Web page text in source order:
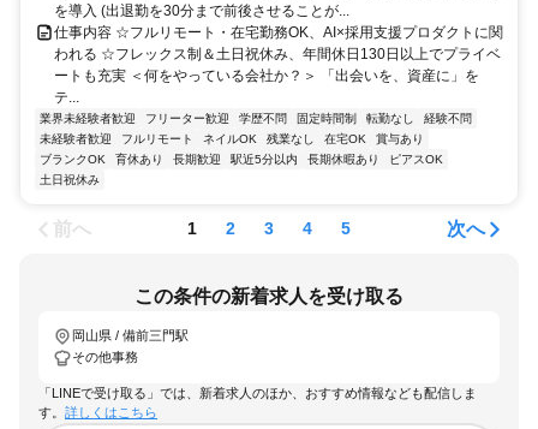
を導入 (出退勤を30分まで前後させることが...
仕事内容 ☆フルリモート・在宅勤務OK、AI×採用支援プロダクトに関
われる ☆フレックス制＆土日祝休み、年間休日130日以上でプライベ
ートも充実 ＜何をやっている会社か？＞ 「出会いを、資産に」を
テ...
業界未経験者歓迎 フリーター歓迎 学歴不問 固定時間制 転勤なし
経験不問
未経験者歓迎
フルリモート ネイルOK 残業なし 在宅OK
賞与あり
ブランクOK
育休あり 長期歓迎 駅近5分以内 長期休暇あり
ピアスOK
土日祝休み
前へ 1 2 3 4 5 次へ
この条件の新着求人を受け取る
岡山県 / 備前三門駅
その他事務
「LINEで受け取る」では、新着求人のほか、おすすめ情報なども配信しま
す。 詳しくはこちら